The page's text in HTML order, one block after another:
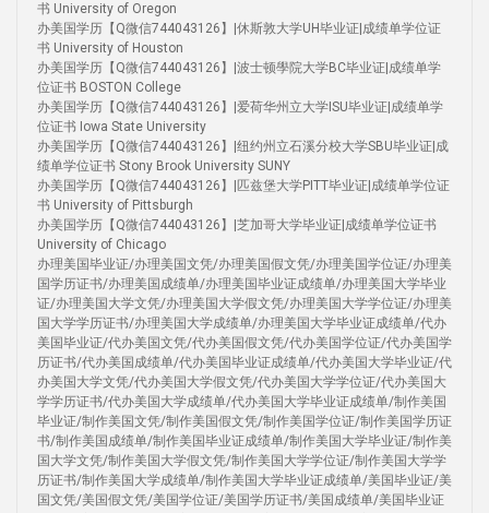
书 University of Oregon
办美国学历【Q微信744043126】|休斯敦大学UH毕业证|成绩单学位证
书 University of Houston
办美国学历【Q微信744043126】|波士顿學院大学BC毕业证|成绩单学
位证书 BOSTON College
办美国学历【Q微信744043126】|爱荷华州立大学ISU毕业证|成绩单学
位证书 Iowa State University
办美国学历【Q微信744043126】|纽约州立石溪分校大学SBU毕业证|成
绩单学位证书 Stony Brook University SUNY
办美国学历【Q微信744043126】|匹兹堡大学PITT毕业证|成绩单学位证
书 University of Pittsburgh
办美国学历【Q微信744043126】|芝加哥大学毕业证|成绩单学位证书
University of Chicago
办理美国毕业证/办理美国文凭/办理美国假文凭/办理美国学位证/办理美
国学历证书/办理美国成绩单/办理美国毕业证成绩单/办理美国大学毕业
证/办理美国大学文凭/办理美国大学假文凭/办理美国大学学位证/办理美
国大学学历证书/办理美国大学成绩单/办理美国大学毕业证成绩单/代办
美国毕业证/代办美国文凭/代办美国假文凭/代办美国学位证/代办美国学
历证书/代办美国成绩单/代办美国毕业证成绩单/代办美国大学毕业证/代
办美国大学文凭/代办美国大学假文凭/代办美国大学学位证/代办美国大
学学历证书/代办美国大学成绩单/代办美国大学毕业证成绩单/制作美国
毕业证/制作美国文凭/制作美国假文凭/制作美国学位证/制作美国学历证
书/制作美国成绩单/制作美国毕业证成绩单/制作美国大学毕业证/制作美
国大学文凭/制作美国大学假文凭/制作美国大学学位证/制作美国大学学
历证书/制作美国大学成绩单/制作美国大学毕业证成绩单/美国毕业证/美
国文凭/美国假文凭/美国学位证/美国学历证书/美国成绩单/美国毕业证